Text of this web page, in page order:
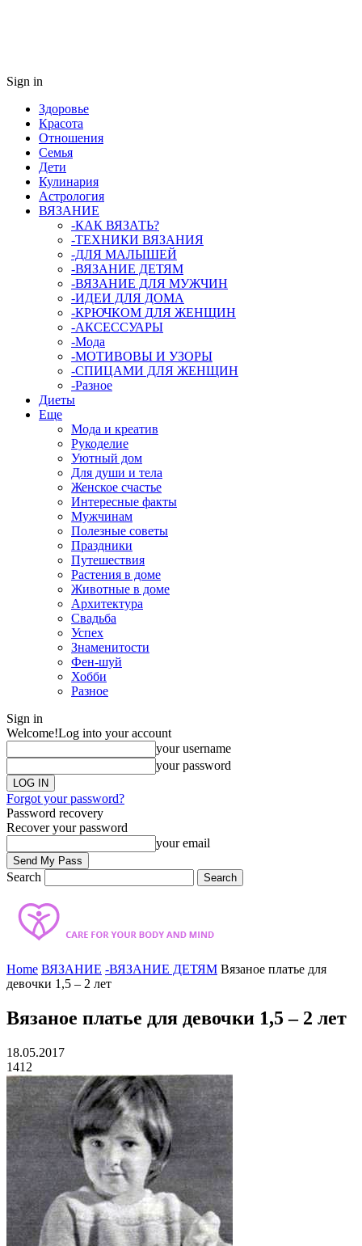
Sign in
Здоровье
Красота
Отношения
Семья
Дети
Кулинария
Астрология
ВЯЗАНИЕ
-КАК ВЯЗАТЬ?
-ТЕХНИКИ ВЯЗАНИЯ
-ДЛЯ МАЛЫШЕЙ
-ВЯЗАНИЕ ДЕТЯМ
-ВЯЗАНИЕ ДЛЯ МУЖЧИН
-ИДЕИ ДЛЯ ДОМА
-КРЮЧКОМ ДЛЯ ЖЕНЩИН
-AКСЕССУАРЫ
-Мода
-МОТИВОВЫ И УЗОРЫ
-СПИЦАМИ ДЛЯ ЖЕНЩИН
-Разное
Диеты
Еще
Мода и креатив
Рукоделие
Уютный дом
Для души и тела
Женское счастье
Интересные факты
Мужчинам
Полезные советы
Праздники
Путешествия
Растения в доме
Животные в доме
Архитектура
Свадьба
Успех
Знаменитости
Фен-шуй
Хобби
Разное
Sign in
Welcome!Log into your account
your username
your password
Forgot your password?
Password recovery
Recover your password
your email
Search
Home ВЯЗАНИЕ -ВЯЗАНИЕ ДЕТЯМ Вязаное платье для
девочки 1,5 – 2 лет
Вязаное платье для девочки 1,5 – 2 лет
18.05.2017
1412